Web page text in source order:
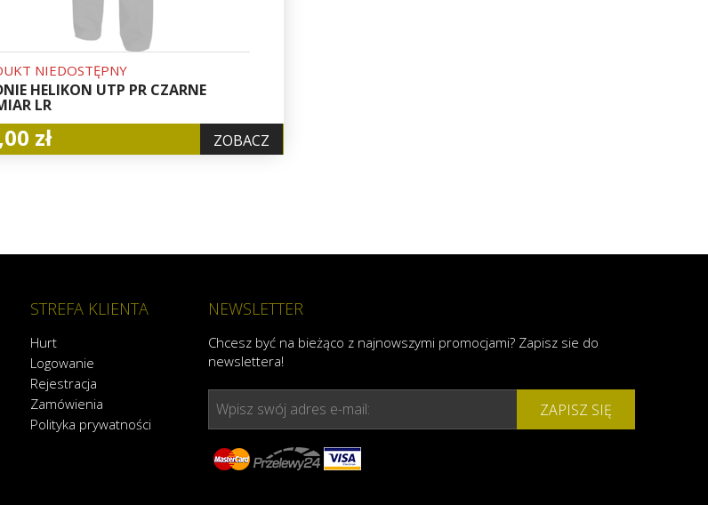
NIEDOSTĘPNY
HELIKON UTP PR CZARNE
LR
zł ZOBACZ
STREFA KLIENTA
Hurt
Logowanie
Rejestracja
Zamówienia
Polityka prywatności
NEWSLETTER
Chcesz być na bieżąco z najnowszymi promocjami? Zapisz sie do
newslettera!
Wpisz swój adres e-mail: ZAPISZ SIĘ